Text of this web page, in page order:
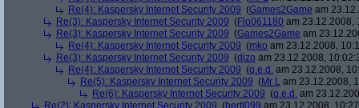
Re(4): Kaspersky Internet Security 2009 (Games2Game am
Re(3): Kaspersky Internet Security 2009 (Flo061180 am 23.12.2008,
Re(3): Kaspersky Internet Security 2009 (Games2Game am
Re(4): Kaspersky Internet Security 2009 (mko am 23.12.2008,
Re(3): Kaspersky Internet Security 2009 (dizo am 23.12.2008,
Re(4): Kaspersky Internet Security 2009 (q.e.d. am 23.12.2008,
Re(5): Kaspersky Internet Security 2009 (Mr L am 23.12.2008,
Re(6): Kaspersky Internet Security 2009 (q.e.d. am
Re(2): Kaspersky Internet Security 2009 (bertl099 am 23.12.2008,